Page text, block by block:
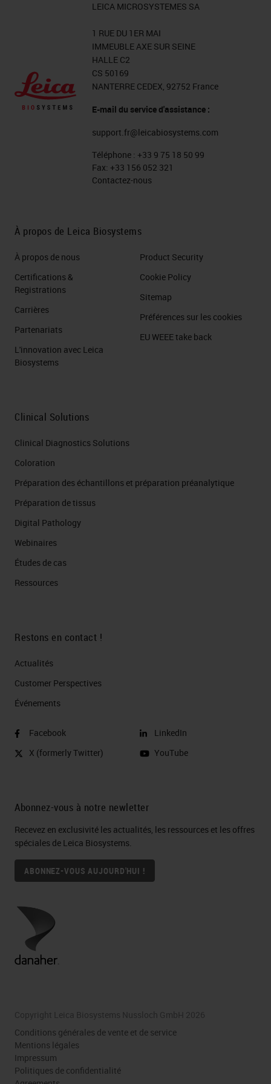
LEICA MICROSYSTEMES SA
1 RUE DU 1ER MAI
IMMEUBLE AXE SUR SEINE
HALLE C2
CS 50169
NANTERRE CEDEX, 92752 France
E-mail du service d'assistance :
support.fr@leicabiosystems.com
Téléphone : +33 9 75 18 50 99
Fax: +33 156 052 321
Contactez-nous
À propos de Leica Biosystems
À propos de nous
Certifications &
Registrations
Carrières
Partenariats
L'innovation avec Leica
Biosystems
Product Security
Cookie Policy
Sitemap
Préférences sur les cookies
EU WEEE take back
Clinical Solutions
Clinical Diagnostics Solutions
Coloration
Préparation des échantillons et préparation préanalytique
Préparation de tissus
Digital Pathology
Webinaires
Études de cas
Ressources
Restons en contact !
Actualités
Customer Perspectives​
Événements
Facebook
X (formerly Twitter)
LinkedIn
YouTube
Abonnez-vous à notre newletter
Recevez en exclusivité les actualités, les ressources et les offres
spéciales de Leica Biosystems.
ABONNEZ-VOUS AUJOURD'HUI !
Copyright Leica Biosystems Nussloch GmbH 2026
Conditions générales de vente et de service
Mentions légales
Impressum
Politiques de confidentialité